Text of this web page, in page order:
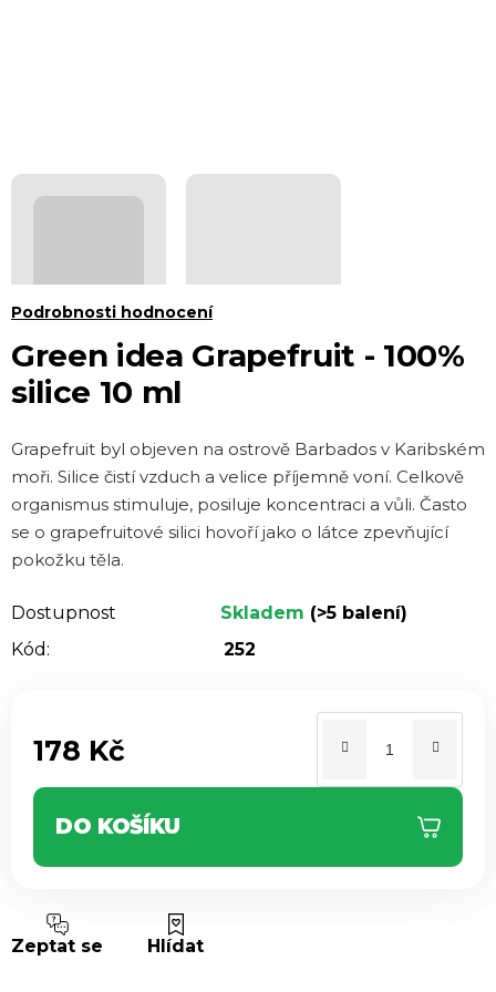
Green idea Grapefruit - 100%
silice 10 ml
Průměrné
produktu
je
z 5
hvězdiček.
Podrobnosti hodnocení
Grapefruit byl objeven na ostrově Barbados v Karibském
moři. Silice čistí vzduch a velice příjemně voní. Celkově
organismus stimuluje, posiluje koncentraci a vůli. Často
se o grapefruitové silici hovoří jako o látce zpevňující
pokožku těla.
Dostupnost Skladem (>5 balení)
Kód:
252
178 Kč
Měrná cena:
DO KOŠÍKU
Zeptat se Hlídat